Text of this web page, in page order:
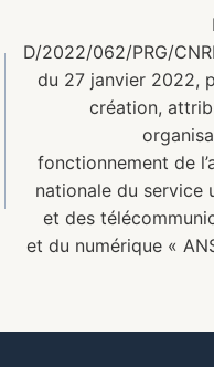
D/2022/062/PRG/
du 27 janvier 2022,
création,
fonctionnement de
nationale du service
et des
et du numérique «